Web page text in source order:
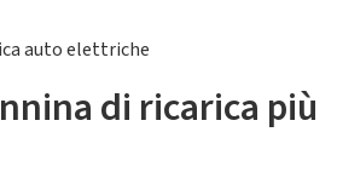
auto elettriche
di ricarica più